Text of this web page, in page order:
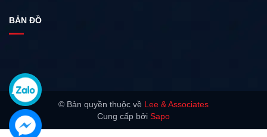
BẢN ĐỒ
© Bản quyền thuộc về Lee & Associates
Cung cấp bởi Sapo